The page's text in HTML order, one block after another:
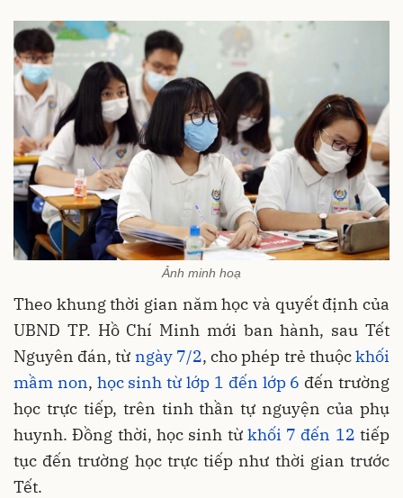
Ảnh minh hoạ
Theo khung thời gian năm học và quyết định của
UBND TP. Hồ Chí Minh mới ban hành, sau Tết
Nguyên đán, từ ngày 7/2, cho phép trẻ thuộckhối
mầm non, học sinh từ lớp 1 đến lớp 6 đến trường
học trực tiếp, trên tinh thần tự nguyện của phụ
huynh. Đồng thời, học sinh từ khối 7 đến 12 tiếp
tục đến trường học trực tiếp như thời gian trước
Tết.